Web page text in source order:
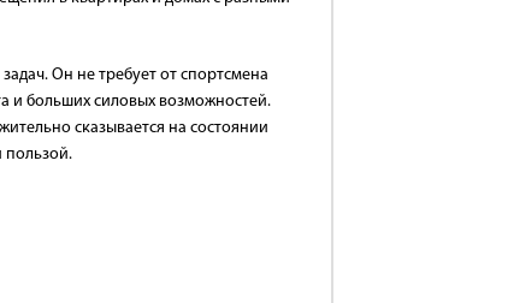
Он не требует от спортсмена
и больших силовых возможностей.
сказывается на состоянии
пользой.